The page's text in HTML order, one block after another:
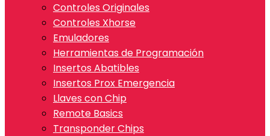
Controles Originales
Controles Xhorse
Emuladores
Herramientas de Programación
Insertos Abatibles
Insertos Prox Emergencia
Llaves con Chip
Remote Basics
Transponder Chips